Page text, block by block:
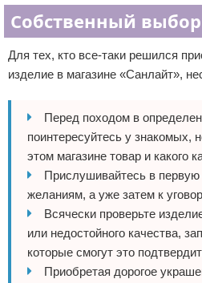
Собственный выбор
Для тех, кто все-таки решился
изделие в магазине «Санлайт»,
Перед походом в
поинтересуйтесь у знакомых,
этом магазине товар и какого
Прислушивайтесь в
желаниям, а уже затем к
Всячески проверьте
или недостойного качества,
которые смогут это
Приобретая дорогое